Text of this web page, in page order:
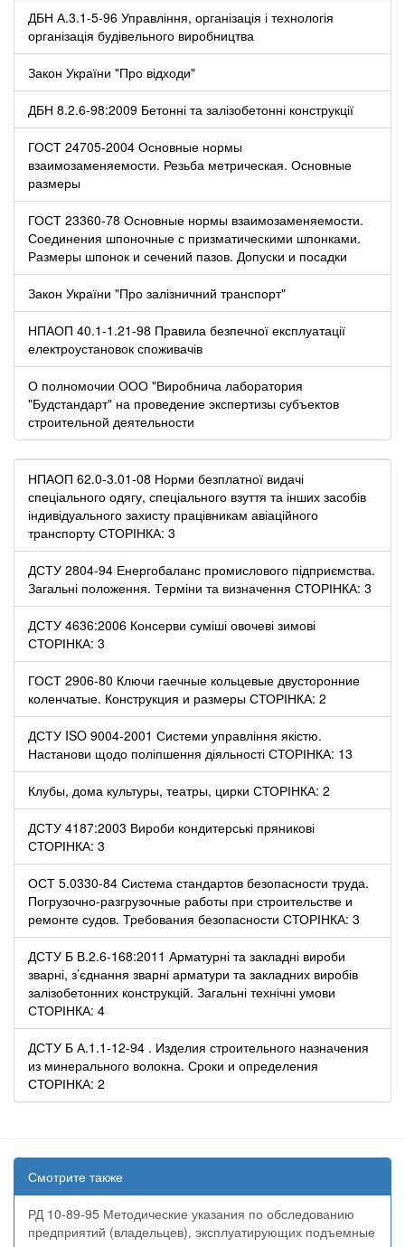
ДБН А.3.1-5-96 Управління, організація і технологія
організація будівельного виробництва
Закон України "Про відходи"
ДБН 8.2.6-98:2009 Бетонні та залізобетонні конструкції
ГОСТ 24705-2004 Основные нормы
взаимозаменяемости. Резьба метрическая. Основные
размеры
ГОСТ 23360-78 Основные нормы взаимозаменяемости.
Соединения шпоночные с призматическими шпонками.
Размеры шпонок и сечений пазов. Допуски и посадки
Закон України "Про залізничний транспорт"
НПАОП 40.1-1.21-98 Правила безпечної експлуатації
електроустановок споживачів
О полномочии ООО "Виробнича лаборатория
"Будстандарт" на проведение экспертизы субъектов
строительной деятельности
НПАОП 62.0-3.01-08 Норми безплатної видачі
спеціального одягу, спеціального взуття та інших засобів
індивідуального захисту працівникам авіаційного
транспорту СТОРІНКА: 3
ДСТУ 2804-94 Енергобаланс промислового підприємства.
Загальні положення. Терміни та визначення СТОРІНКА: 3
ДСТУ 4636:2006 Консерви суміші овочеві зимові
СТОРІНКА: 3
ГОСТ 2906-80 Ключи гаечные кольцевые двусторонние
коленчатые. Конструкция и размеры СТОРІНКА: 2
ДСТУ ISO 9004-2001 Системи управління якістю.
Настанови щодо поліпшення діяльності СТОРІНКА: 13
Клубы, дома культуры, театры, цирки СТОРІНКА: 2
ДСТУ 4187:2003 Вироби кондитерські пряникові
СТОРІНКА: 3
ОСТ 5.0330-84 Система стандартов безопасности труда.
Погрузочно-разгрузочные работы при строительстве и
ремонте судов. Требования безопасности СТОРІНКА: 3
ДСТУ Б В.2.6-168:2011 Арматурні та закладні вироби
зварні, з’єднання зварні арматури та закладних виробів
залізобетонних конструкцій. Загальні технічні умови
СТОРІНКА: 4
ДСТУ Б А.1.1-12-94 . Изделия строительного назначения
из минерального волокна. Сроки и определения
СТОРІНКА: 2
Смотрите также
РД 10-89-95 Методические указания по обследованию
предприятий (владельцев), эксплуатирующих подъемные